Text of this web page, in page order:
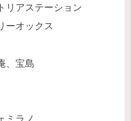
リアステーション
ーオックス
、宝島